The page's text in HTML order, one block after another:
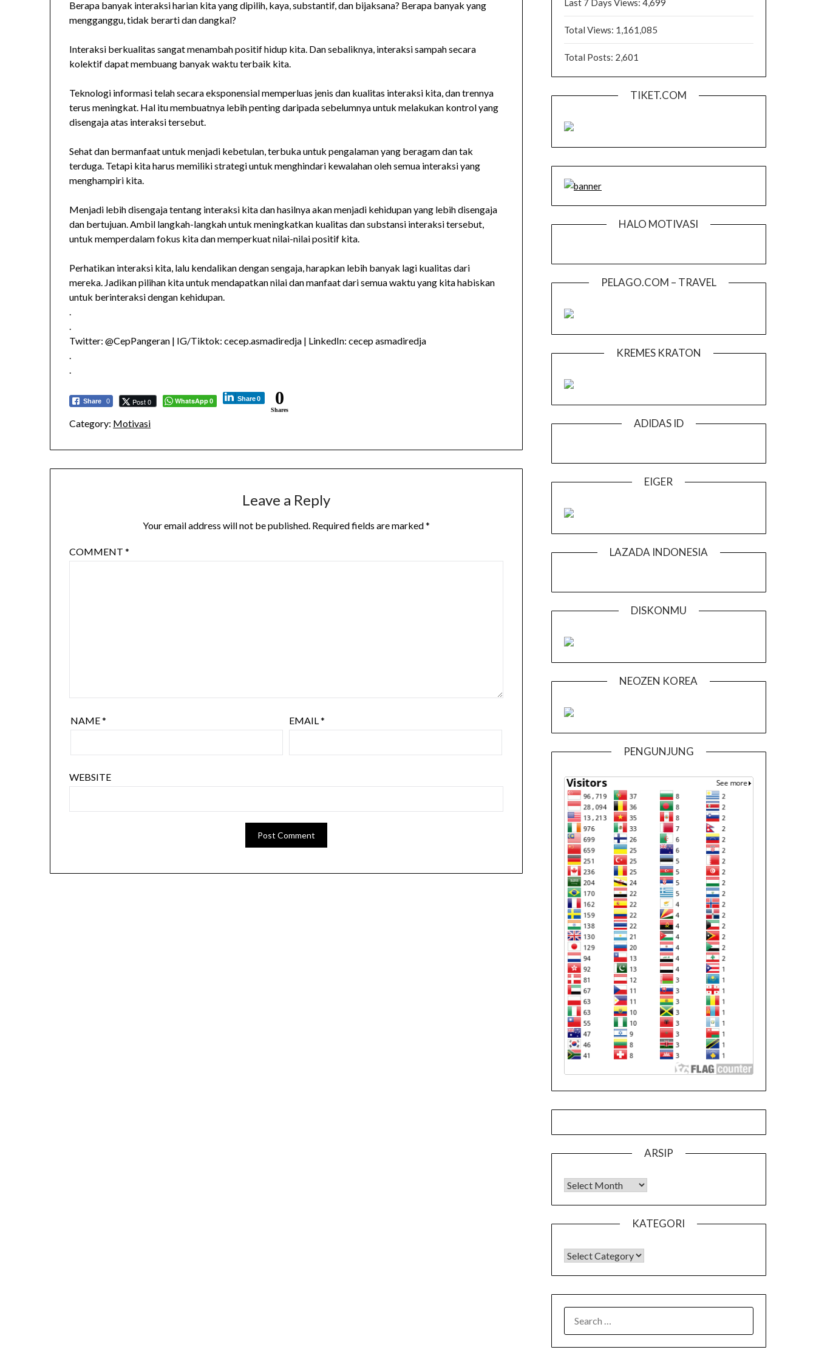
Berapa banyak interaksi harian kita yang dipilih, kaya, substantif, dan bijaksana? Berapa banyak yang
mengganggu, tidak berarti dan dangkal?
Interaksi berkualitas sangat menambah positif hidup kita. Dan sebaliknya, interaksi sampah secara
kolektif dapat membuang banyak waktu terbaik kita.
Teknologi informasi telah secara eksponensial memperluas jenis dan kualitas interaksi kita, dan trennya
terus meningkat. Hal itu membuatnya lebih penting daripada sebelumnya untuk melakukan kontrol yang
disengaja atas interaksi tersebut.
Sehat dan bermanfaat untuk menjadi kebetulan, terbuka untuk pengalaman yang beragam dan tak
terduga. Tetapi kita harus memiliki strategi untuk menghindari kewalahan oleh semua interaksi yang
menghampiri kita.
Menjadi lebih disengaja tentang interaksi kita dan hasilnya akan menjadi kehidupan yang lebih disengaja
dan bertujuan. Ambil langkah-langkah untuk meningkatkan kualitas dan substansi interaksi tersebut,
untuk memperdalam fokus kita dan memperkuat nilai-nilai positif kita.
Perhatikan interaksi kita, lalu kendalikan dengan sengaja, harapkan lebih banyak lagi kualitas dari
mereka. Jadikan pilihan kita untuk mendapatkan nilai dan manfaat dari semua waktu yang kita habiskan
untuk berinteraksi dengan kehidupan.
.
.
Twitter: @CepPangeran | IG/Tiktok: cecep.asmadiredja | LinkedIn: cecep asmadiredja
.
.
Share 0 Post 0 WhatsApp0 Share0 0
Shares
Category: Motivasi
Leave a Reply
Your email address will not be published. Required fields are marked*
COMMENT*
NAME* EMAIL*
WEBSITE
Last 7 Days Views: 4,699
Total Views: 1,161,085
Total Posts: 2,601
TIKET.COM
HALO MOTIVASI
PELAGO.COM – TRAVEL
KREMES KRATON
ADIDAS ID
EIGER
LAZADA INDONESIA
DISKONMU
NEOZEN KOREA
PENGUNJUNG
ARSIP
Arsip
KATEGORI
KATEGORI
FOR: